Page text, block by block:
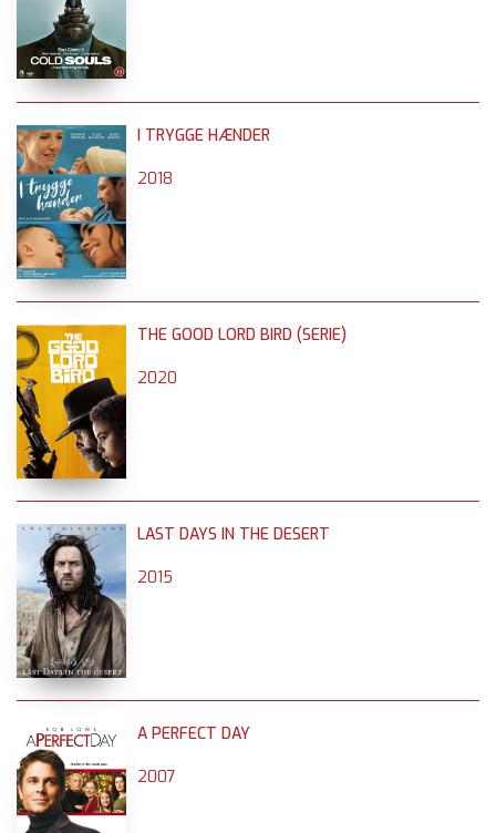
I TRYGGE HÆNDER
2018
THE GOOD LORD BIRD (SERIE)
2020
LAST DAYS IN THE DESERT
2015
A PERFECT DAY
2007